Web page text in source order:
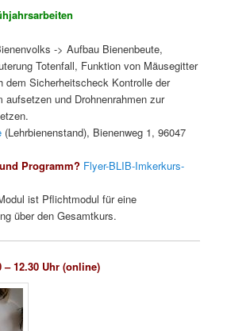
-> Aufbau Bienenbeute,
Totenfall, Funktion von Mäusegitter
dem Sicherheitscheck Kontrolle der
aufsetzen und Drohnenrahmen zur
(Lehrbienenstand), Bienenweg 1, 96047
Programm? Flyer-BLIB-Imkerkurs-
ist Pflichtmodul für eine
über den Gesamtkurs.
– 12.30 Uhr (online)